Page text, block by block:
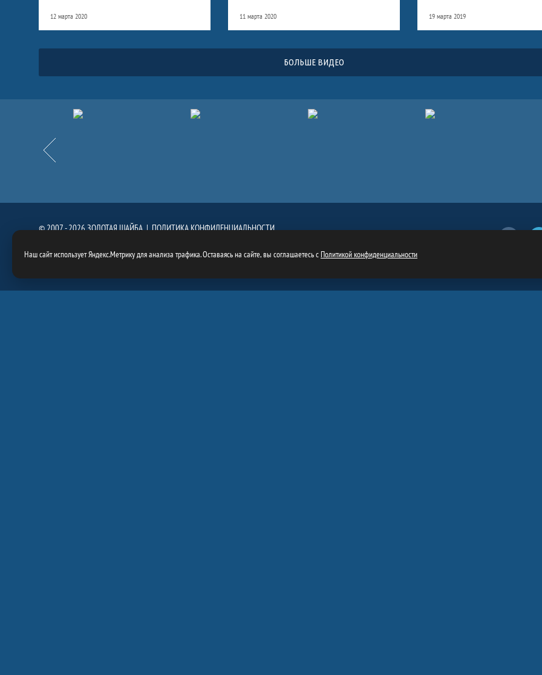
12 марта 2020 11 марта 2020 19 марта 2019
БОЛЬШЕ ВИДЕО
Назад
Партнёры
© 2007 - 2026 ЗОЛОТАЯ ШАЙБА |ПОЛИТИКА КОНФИДЕНЦИАЛЬНОСТИ
Наш сайт использует Яндекс.Метрику для анализа трафика. Оставаясь на сайте, вы соглашаетесь сПолитикой конфиденциальности